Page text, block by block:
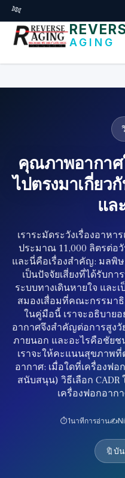
דלג לתוכן הראשי
🧬
AGING
คุณภาพอากา
ไปตรงมาเกี่ยว
แล
เราระมัดระวังเรื่องอาหา
ประมาณ 11,000 ลิตรต่อ
และนี่คือเรื่องสำคัญ: มลพิษ
เป็นปัจจัยเสี่ยงที่ได้รับก
ระบบทางเดินหายใจ และ
สมองเสื่อมที่คณะกรรมาธิ
ในคู่มือนี้ เราจะอธิบาย
อากาศจึงสำคัญต่อการสูง
ภายนอก และอะไรคือชัย
เราจะให้คะแนนสุขภาพที่
อากาศ: เมื่อใดที่เครื่องฟอ
สนับสนุน) วิธีเลือก
เครื่องฟอกอาก
⏱️1นาทีการอ่าน✍️
🔖บั